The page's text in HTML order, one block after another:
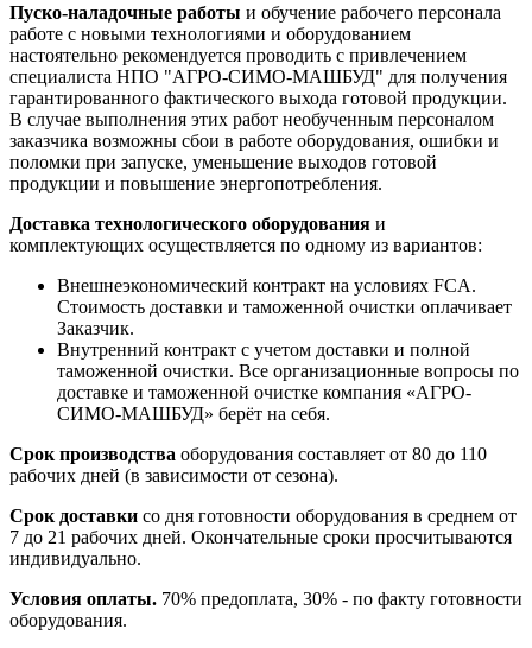
Пуско-наладочные работы и обучение рабочего персонала
работе с новыми технологиями и оборудованием
настоятельно рекомендуется проводить с привлечением
специалиста НПО "АГРО-СИМО-МАШБУД" для получения
гарантированного фактического выхода готовой продукции.
В случае выполнения этих работ необученным персоналом
заказчика возможны сбои в работе оборудования, ошибки и
поломки при запуске, уменьшение выходов готовой
продукции и повышение энергопотребления.
Доставка технологического оборудования и
комплектующих осуществляется по одному из вариантов:
Внешнеэкономический контракт на условиях FCA.
Стоимость доставки и таможенной очистки оплачивает
Заказчик.
Внутренний контракт с учетом доставки и полной
таможенной очистки. Все организационные вопросы по
доставке и таможенной очистке компания «АГРО-
СИМО-МАШБУД» берёт на себя.
Срок производства оборудования составляет от 80 до 110
рабочих дней (в зависимости от сезона).
Срок доставки со дня готовности оборудования в среднем от
7 до 21 рабочих дней. Окончательные сроки просчитываются
индивидуально.
Условия оплаты. 70% предоплата, 30% - по факту готовности
оборудования.